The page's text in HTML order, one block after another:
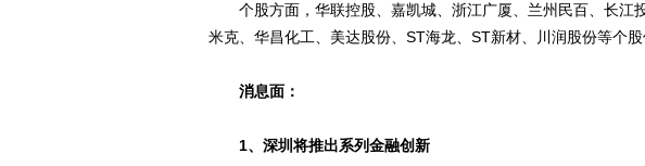
个股方面，华联控股、嘉凯城、浙江广厦、兰州民百、长江
米克、华昌化工、美达股份、ST海龙、ST新材、川润股份等个股
消息面：
1、深圳将推出系列金融创新